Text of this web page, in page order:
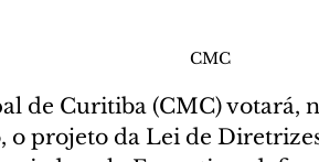
CMC
de Curitiba (CMC) votará,
projeto da Lei de